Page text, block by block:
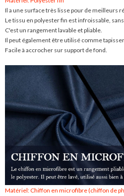
Il a une surface très lisse pour de meilleurs
Le tissu en polyester fin est infroissable,
C'est un rangement lavable et pliable.
Il peut également être utilisé comme
Facile à accrocher sur support de fond.
Matériel: Chiffon en microfibre (chiffon de